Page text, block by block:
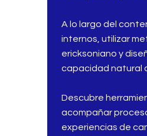
A lo largo del
internos, utilizar
ericksoniano y
capacidad natural
Descubre
acompañar
experiencias de